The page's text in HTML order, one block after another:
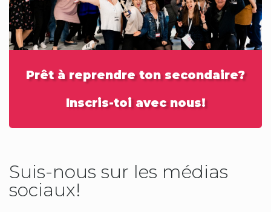
Prêt à reprendre ton secondaire?
Inscris-toi avec nous!
Suis-nous sur les médias
sociaux!